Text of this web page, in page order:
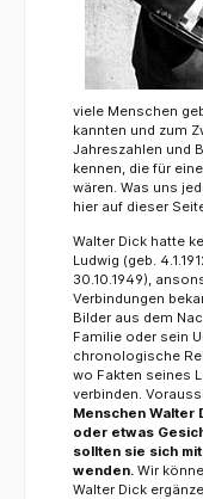
viele Menschen
kannten und zum
Jahreszahlen und
kennen, die für
wären. Was uns
hier auf dieser
Walter Dick hatte
Ludwig (geb.
30.10.1949),
Verbindungen
Bilder aus dem
Familie oder sein
chronologische
wo Fakten seines
verbinden.
Menschen Walter
oder etwas
sollten sie sich
wenden. Wir
Walter Dick